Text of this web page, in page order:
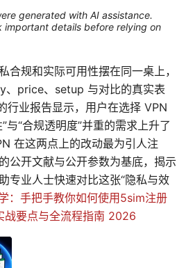
generated with AI assistance.
important details before relying on
合规和实际可用性摆在同一桌上，
price、setup 与对比的真实表
业报告显示，用户在选择 VPN
与“合规透明度”并重的需求上升了
在这两点上的改动最为引人注
公开文献与公开参数为基底，揭示
专业人士快速对比这张“隐私与效
：手把手教你如何使用5sim注册
战要点与全流程指南 2026